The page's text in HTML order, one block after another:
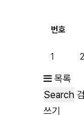
번호
1
목록
Search
쓰기